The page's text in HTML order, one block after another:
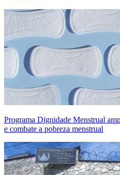
Programa Dignidade Menstrual
e combate a pobreza menstrual